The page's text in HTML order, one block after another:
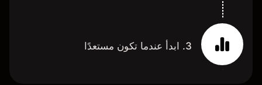
3. ابدأ عندما تكون مستعدًا